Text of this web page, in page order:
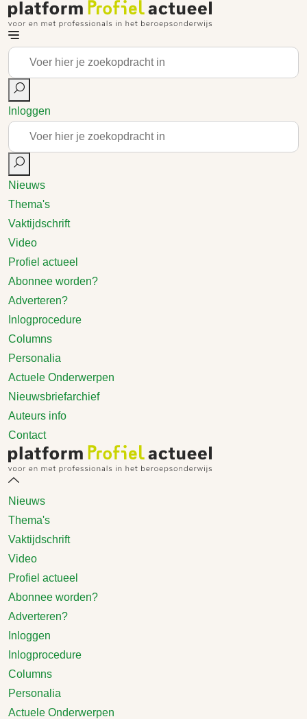
Inloggen
Nieuws
Thema's
Vaktijdschrift
Video
Profiel actueel
Abonnee worden?
Adverteren?
Inlogprocedure
Columns
Personalia
Actuele Onderwerpen
Nieuwsbriefarchief
Auteurs info
Contact
Nieuws
Thema's
Vaktijdschrift
Video
Profiel actueel
Abonnee worden?
Adverteren?
Inloggen
Inlogprocedure
Columns
Personalia
Actuele Onderwerpen